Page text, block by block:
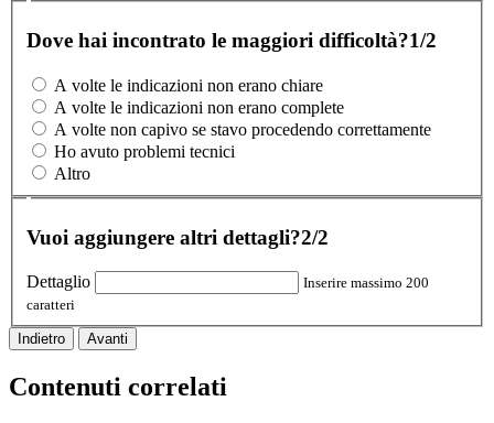
Dove hai incontrato le maggiori difficoltà?1/2
A volte le indicazioni non erano chiare
A volte le indicazioni non erano complete
A volte non capivo se stavo procedendo correttamente
Ho avuto problemi tecnici
Altro
Vuoi aggiungere altri dettagli?2/2
Dettaglio
Inserire massimo 200
caratteri
Indietro Avanti
Contenuti correlati